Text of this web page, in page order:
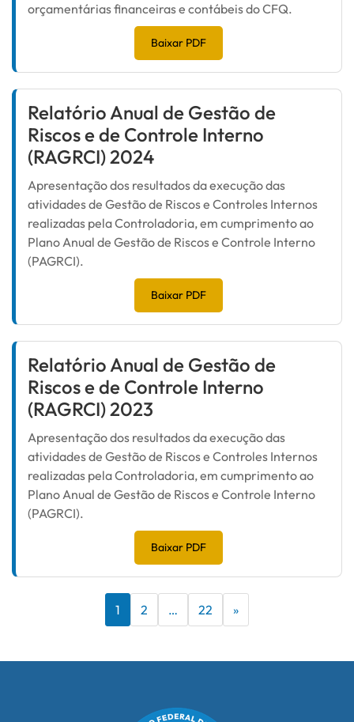
orçamentárias financeiras e contábeis do CFQ.
Baixar PDF
Relatório Anual de Gestão de
Riscos e de Controle Interno
(RAGRCI) 2024
Apresentação dos resultados da execução das
atividades de Gestão de Riscos e Controles Internos
realizadas pela Controladoria, em cumprimento ao
Plano Anual de Gestão de Riscos e Controle Interno
(PAGRCI).
Baixar PDF
Relatório Anual de Gestão de
Riscos e de Controle Interno
(RAGRCI) 2023
Apresentação dos resultados da execução das
atividades de Gestão de Riscos e Controles Internos
realizadas pela Controladoria, em cumprimento ao
Plano Anual de Gestão de Riscos e Controle Interno
(PAGRCI).
Baixar PDF
1 2 … 22 »